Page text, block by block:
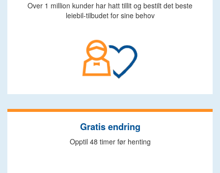
Over 1 million kunder har hatt tillit og bestilt det beste
leiebil-tilbudet for sine behov
Gratis endring
Opptil 48 timer før henting